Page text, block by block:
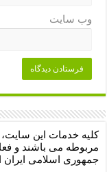
وب‌ سایت
کلیه خدمات این
مربوطه می باشند و
جمهوری اسلامی